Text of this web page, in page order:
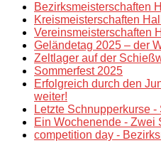
Bezirksmeisterschaften
Kreismeisterschaften
Vereinsmeisterschaften
Geländetag 2025 – der
Zeltlager auf der
Sommerfest 2025
Erfolgreich durch den
weiter!
Letzte Schnupperkurse
Ein Wochenende - Zwei
competition day -